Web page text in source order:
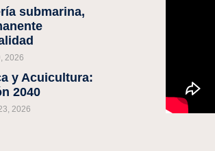
submarina,
2026
y Acuicultura:
2040
2026